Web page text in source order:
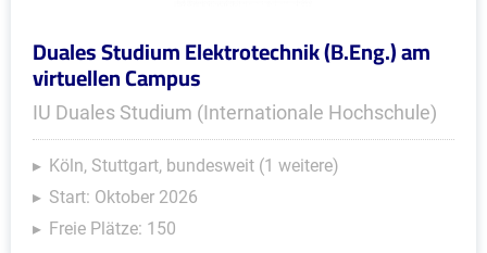
Duales Studium Elektrotechnik (B.Eng.) am
virtuellen Campus
IU Duales Studium (Internationale Hochschule)
Köln, Stuttgart, bundesweit (1 weitere)
Start: Oktober 2026
Freie Plätze: 150